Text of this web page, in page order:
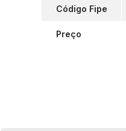
Código Fipe
Preço